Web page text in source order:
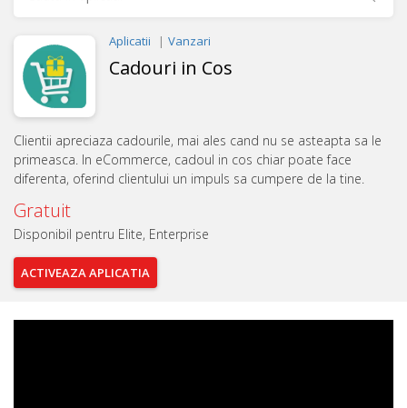
Aplicatii Vanzari
Cadouri in Cos
Clientii apreciaza cadourile, mai ales cand nu se asteapta sa le
primeasca. In eCommerce, cadoul in cos chiar poate face
diferenta, oferind clientului un impuls sa cumpere de la tine.
Gratuit
Disponibil pentru Elite, Enterprise
ACTIVEAZAAPLICATIA